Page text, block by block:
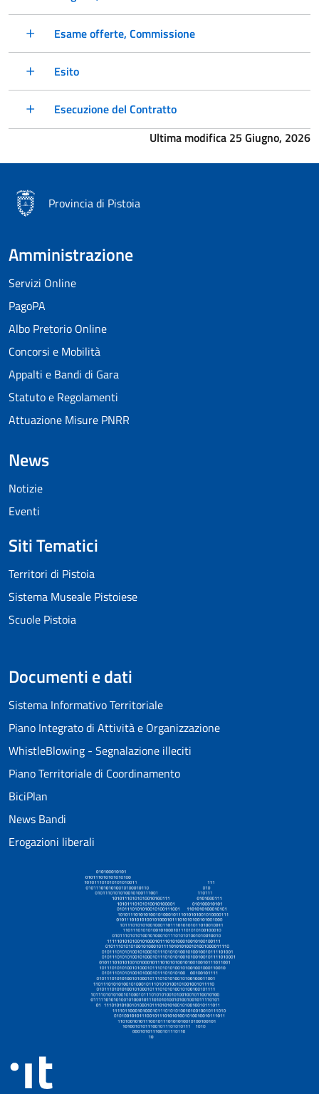
Esame offerte, Commissione
Esito
Esecuzione del Contratto
Ultima modifica 25 Giugno, 2026
Provincia di Pistoia
Amministrazione
Servizi Online
PagoPA
Albo Pretorio Online
Concorsi e Mobilità
Appalti e Bandi di Gara
Statuto e Regolamenti
Attuazione Misure PNRR
News
Notizie
Eventi
Siti Tematici
Territori di Pistoia
Sistema Museale Pistoiese
Scuole Pistoia
Documenti e dati
Sistema Informativo Territoriale
Piano Integrato di Attività e Organizzazione
WhistleBlowing - Segnalazione illeciti
Piano Territoriale di Coordinamento
BiciPlan
News Bandi
Erogazioni liberali